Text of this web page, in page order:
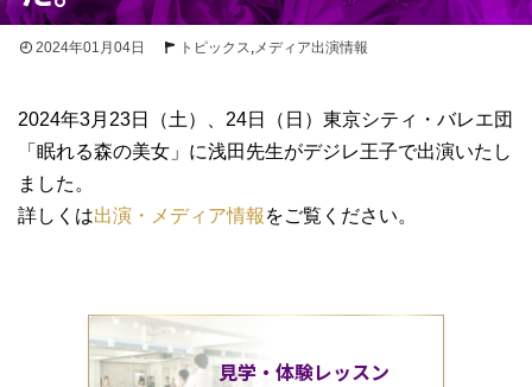
2024年01月04日 トピックス,メディア出演情報
2024年3月23日（土）、24日（日）東京シティ・バレエ団
「眠れる森の美女」に浅田先生がデジレ王子で出演いたし
ました。
詳しくは出演・メディア情報 をご覧ください。
見学・体験レッスン